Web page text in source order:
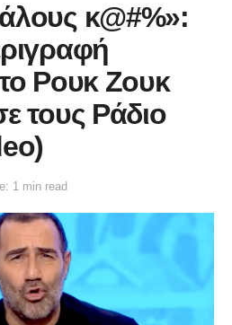
κ@#%»:
Ρουκ Ζουκ
τους Ράδιο
1 min read